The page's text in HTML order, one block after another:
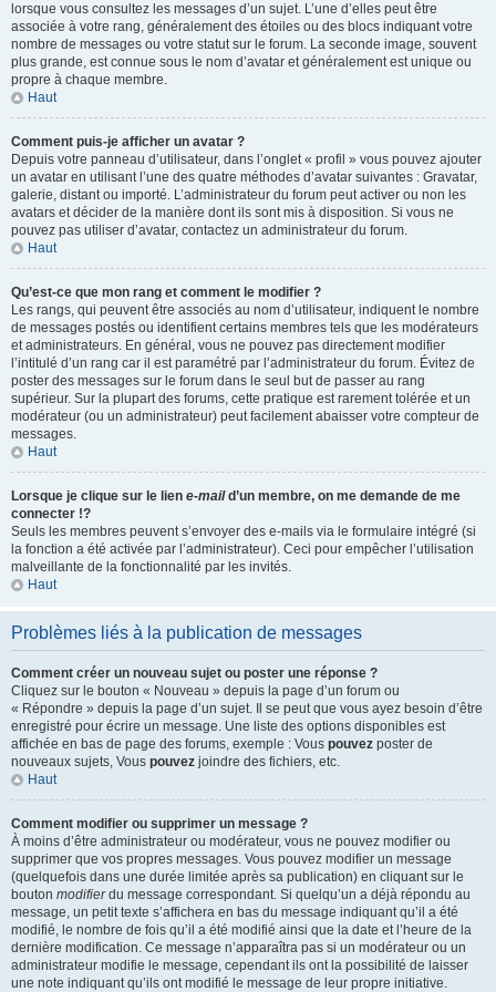
lorsque vous consultez les messages d’un sujet. L’une d’elles peut être
associée à votre rang, généralement des étoiles ou des blocs indiquant votre
nombre de messages ou votre statut sur le forum. La seconde image, souvent
plus grande, est connue sous le nom d’avatar et généralement est unique ou
propre à chaque membre.
Haut
Comment puis-je afficher un avatar ?
Depuis votre panneau d’utilisateur, dans l’onglet « profil » vous pouvez ajouter
un avatar en utilisant l’une des quatre méthodes d’avatar suivantes : Gravatar,
galerie, distant ou importé. L’administrateur du forum peut activer ou non les
avatars et décider de la manière dont ils sont mis à disposition. Si vous ne
pouvez pas utiliser d’avatar, contactez un administrateur du forum.
Haut
Qu’est-ce que mon rang et comment le modifier ?
Les rangs, qui peuvent être associés au nom d’utilisateur, indiquent le nombre
de messages postés ou identifient certains membres tels que les modérateurs
et administrateurs. En général, vous ne pouvez pas directement modifier
l’intitulé d’un rang car il est paramétré par l’administrateur du forum. Évitez de
poster des messages sur le forum dans le seul but de passer au rang
supérieur. Sur la plupart des forums, cette pratique est rarement tolérée et un
modérateur (ou un administrateur) peut facilement abaisser votre compteur de
messages.
Haut
Lorsque je clique sur le lien e-maild’un membre, on me demande de me
connecter !?
Seuls les membres peuvent s’envoyer des e-mails via le formulaire intégré (si
la fonction a été activée par l’administrateur). Ceci pour empêcher l’utilisation
malveillante de la fonctionnalité par les invités.
Haut
Problèmes liés à la publication de messages
Comment créer un nouveau sujet ou poster une réponse ?
Cliquez sur le bouton « Nouveau » depuis la page d’un forum ou
« Répondre » depuis la page d’un sujet. Il se peut que vous ayez besoin d’être
enregistré pour écrire un message. Une liste des options disponibles est
affichée en bas de page des forums, exemple : Vous pouvez poster de
nouveaux sujets, Vous pouvez joindre des fichiers, etc.
Haut
Comment modifier ou supprimer un message ?
À moins d’être administrateur ou modérateur, vous ne pouvez modifier ou
supprimer que vos propres messages. Vous pouvez modifier un message
(quelquefois dans une durée limitée après sa publication) en cliquant sur le
bouton modifierdu message correspondant. Si quelqu’un a déjà répondu au
message, un petit texte s’affichera en bas du message indiquant qu’il a été
modifié, le nombre de fois qu’il a été modifié ainsi que la date et l’heure de la
dernière modification. Ce message n’apparaîtra pas si un modérateur ou un
administrateur modifie le message, cependant ils ont la possibilité de laisser
une note indiquant qu’ils ont modifié le message de leur propre initiative.